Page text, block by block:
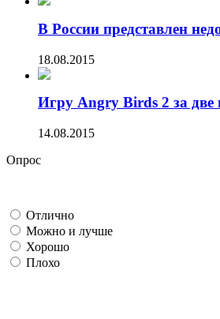
В России представлен
18.08.2015
Игру Angry Birds 2 за две
14.08.2015
Опрос
Отлично
Можно и лучше
Хорошо
Плохо